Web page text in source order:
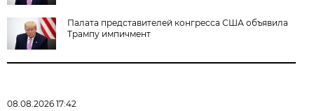
Палата представителей конгресса США объявила
Трампу импичмент
08.08.2026 17:42